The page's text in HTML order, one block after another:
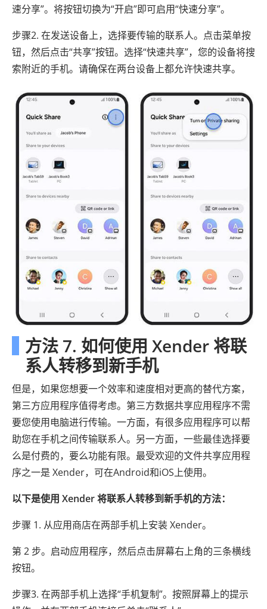
速分享”。将按钮切换为“开启”即可启用“快速分享”。
步骤2. 在发送设备上，选择要传输的联系人。点击菜单按
钮，然后点击“共享”按钮。选择“快速共享”，您的设备将搜
索附近的手机。请确保在两台设备上都允许快速共享。
方法 7. 如何使用 Xender 将联
系人转移到新手机
但是，如果您想要一个效率和速度相对更高的替代方案，
第三方应用程序值得考虑。第三方数据共享应用程序不需
要您使用电脑进行传输。一方面，有很多应用程序可以帮
助您在手机之间传输联系人。另一方面，一些最佳选择要
么是付费的，要么功能有限。最受欢迎的文件共享应用程
序之一是 Xender，可在Android和iOS上使用。
以下是使用 Xender 将联系人转移到新手机的方法：
步骤 1. 从应用商店在两部手机上安装 Xender。
第 2 步。启动应用程序，然后点击屏幕右上角的三条横线
按钮。
步骤3. 在两部手机上选择“手机复制”。按照屏幕上的提示